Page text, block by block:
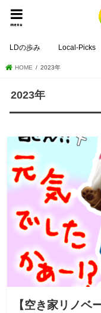
menu
LDの歩み Local-Picks
HOME 2023年
2023年
【空き家リノ